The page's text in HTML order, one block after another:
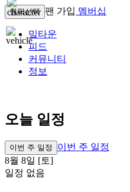
원픽선택 팬 가입 멤버십
밐타운
피드
커뮤니티
정보
오늘 일정
이번 주 일정
이번 주 일정
8월 8일 [토]
일정 없음